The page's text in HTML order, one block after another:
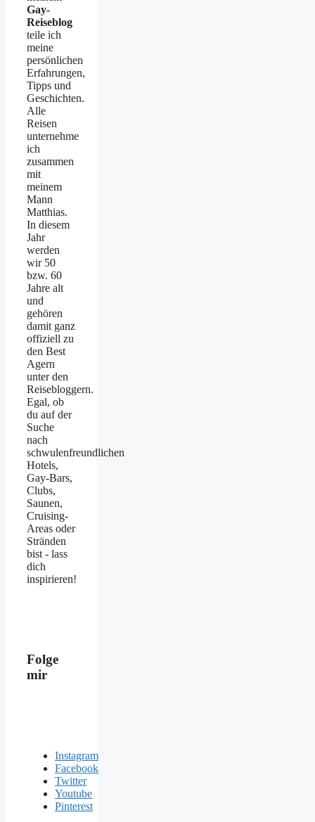
Gay-
Reiseblog
teile ich
meine
persönlichen
Erfahrungen,
Tipps und
Geschichten.
Alle
Reisen
unternehme
ich
zusammen
mit
meinem
Mann
Matthias.
In diesem
Jahr
werden
wir 50
bzw. 60
Jahre alt
und
gehören
damit ganz
offiziell zu
den Best
Agern
unter den
Reisebloggern.
Egal, ob
du auf der
Suche
nach
schwulenfreundlichen
Hotels,
Gay-Bars,
Clubs,
Saunen,
Cruising-
Areas oder
Stränden
bist - lass
dich
inspirieren!
Folge
mir
Instagram
Facebook
Twitter
Youtube
Pinterest